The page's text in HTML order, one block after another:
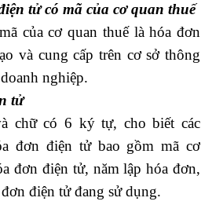
tử có mã của cơ quan thuế
của cơ quan thuế là hóa đơn
và cung cấp trên cơ sở thông
nghiệp.
tử
chữ có 6 ký tự, cho biết các
đơn điện tử bao gồm mã cơ
đơn điện tử, năm lập hóa đơn,
điện tử đang sử dụng.